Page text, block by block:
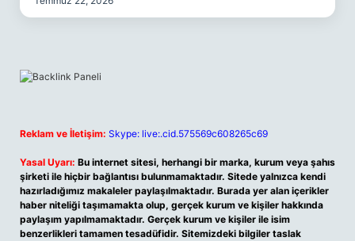
Reklam ve İletişim: Skype: live:.cid.575569c608265c69
Yasal Uyarı: Bu internet sitesi, herhangi bir marka, kurum veya şahıs
şirketi ile hiçbir bağlantısı bulunmamaktadır. Sitede yalnızca kendi
hazırladığımız makaleler paylaşılmaktadır. Burada yer alan içerikler
haber niteliği taşımamakta olup, gerçek kurum ve kişiler hakkında
paylaşım yapılmamaktadır. Gerçek kurum ve kişiler ile isim
benzerlikleri tamamen tesadüfidir. Sitemizdeki bilgiler taslak